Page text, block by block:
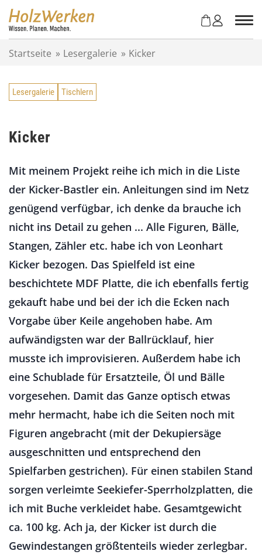
Startseite » Lesergalerie » Kicker
Lesergalerie Tischlern
Kicker
Mit meinem Projekt reihe ich mich in die Liste
der Kicker-Bastler ein. Anleitungen sind im Netz
genügend verfügbar, ich denke da brauche ich
nicht ins Detail zu gehen ... Alle Figuren, Bälle,
Stangen, Zähler etc. habe ich von Leonhart
Kicker bezogen. Das Spielfeld ist eine
beschichtete MDF Platte, die ich ebenfalls fertig
gekauft habe und bei der ich die Ecken nach
Vorgabe über Keile angehoben habe. Am
aufwändigsten war der Ballrücklauf, hier
musste ich improvisieren. Außerdem habe ich
eine Schublade für Ersatzteile, Öl und Bälle
vorgesehen. Damit das Ganze optisch etwas
mehr hermacht, habe ich die Seiten noch mit
Figuren angebracht (mit der Dekupiersäge
ausgeschnitten und entsprechend den
Spielfarben gestrichen). Für einen stabilen Stand
sorgen verleimte Seekiefer-Sperrholzplatten, die
ich mit Buche verkleidet habe. Gesamtgewicht
ca. 100 kg. Ach ja, der Kicker ist durch die
Gewindestangen größtenteils wieder zerlegbar.